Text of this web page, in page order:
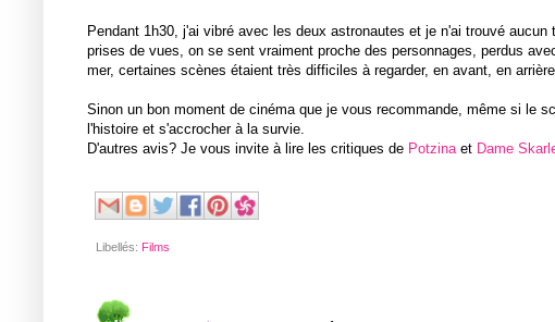
Pendant 1h30, j'ai vibré avec les deux astronautes et je n'ai trouvé
prises de vues, on se sent vraiment proche des personnages, perdus
mer, certaines scènes étaient très difficiles à regarder, en avant, en
Sinon un bon moment de cinéma que je vous recommande, même si le
l'histoire et s'accrocher à la survie.
D'autres avis? Je vous invite à lire les critiques de Potzina et Dame
Libellés: Films